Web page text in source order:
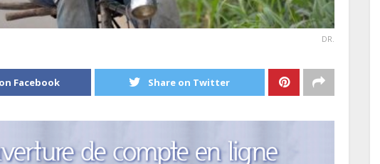
DR.
Facebook Share on Twitter